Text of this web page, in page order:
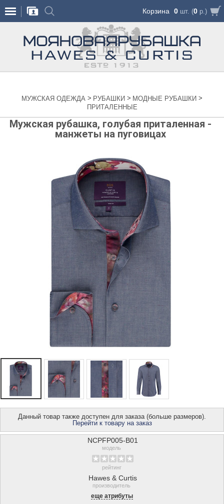
Корзина 0 шт. (0 р.)
МУЖСКАЯ ОДЕЖДА > РУБАШКИ > МОДНЫЕ РУБАШКИ >
ПРИТАЛЕННЫЕ
Мужская рубашка, голубая приталенная -
манжеты на пуговицах
Данный товар также доступен для заказа (больше размеров).
Перейти к товару на заказ
NCPFP005-B01
модель
рейтинг
Hawes & Curtis
производитель
еще атрибуты